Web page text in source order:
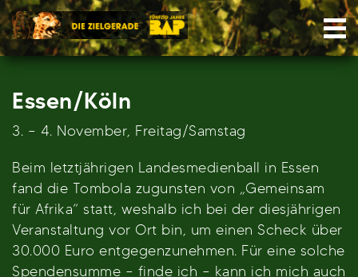
Skip
to
content
Essen/Köln
3. – 4. November, Freitag/Samstag
Beim letztjährigen Landesmedienball in Essen
fand die Tombola zugunsten von „Gemeinsam
für Afrika“ statt, weshalb ich bei der diesjährigen
Veranstaltung vor Ort bin, um einen Scheck über
30.000 Euro entgegenzunehmen. Für eine solche
Spendensumme – finde ich – kann ich mich auch